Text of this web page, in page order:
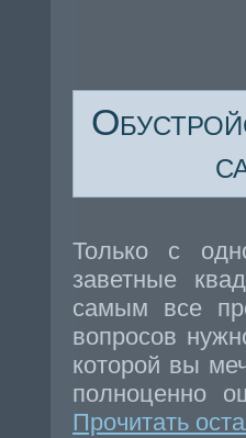
Только с
заветные
самым все
вопросов
которой вы
полноценно
Прочитать